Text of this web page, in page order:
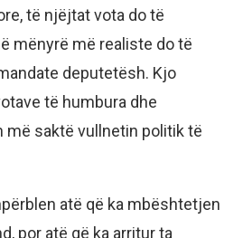
të njëjtat vota do të
mënyrë më realiste do të
deputetësh. Kjo
të humbura dhe
më saktë vullnetin politik të
atë që ka mbështetjen
por atë që ka arritur ta